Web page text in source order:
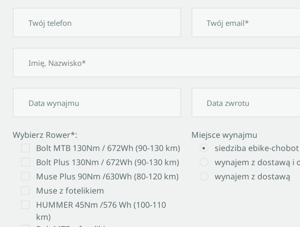
Wybierz Rower*:
Bolt MTB 130Nm / 672Wh (90-130 km)
Bolt Plus 130Nm / 672Wh (90-130 km)
Muse Plus 90Nm /630Wh (80-120 km)
Muse z fotelikiem
HUMMER 45Nm /576 Wh (100-110
km)
Miejsce wynajmu
siedziba ebike-chobot
wynajem z dostawą i
wynajem z dostawą